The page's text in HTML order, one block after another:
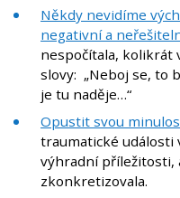
Někdy nevidíme
negativní a
nespočítala, kolikrát
slovy: „Neboj se, to
je tu naděje…“
Opustit svou
traumatické události
výhradní příležitosti,
zkonkretizovala.